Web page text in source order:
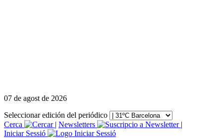
07 de agost de 2026
Seleccionar edición del periódico
Cerca
| Newsletters
|
Iniciar Sessió